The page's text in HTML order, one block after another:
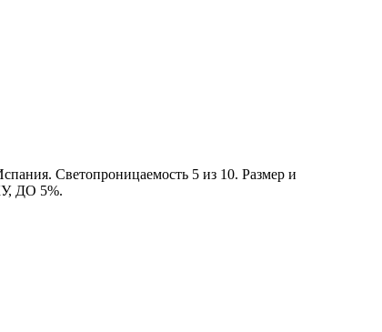
Светопроницаемость 5 из 10. Размер и
ДО 5%.